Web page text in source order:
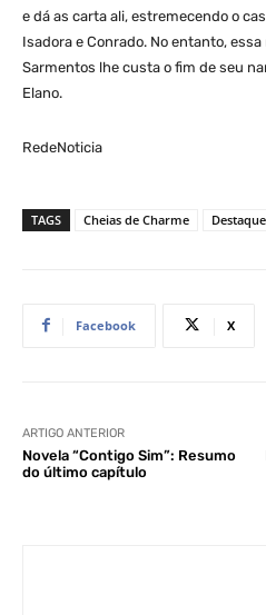
e dá as carta ali, estremecendo o
Isadora e Conrado. No entanto,
Sarmentos lhe custa o fim de seu
Elano.
RedeNoticia
TAGS Cheias de Charme Destaque
Facebook X
ARTIGO ANTERIOR
Novela “Contigo Sim”: Resumo
do último capítulo